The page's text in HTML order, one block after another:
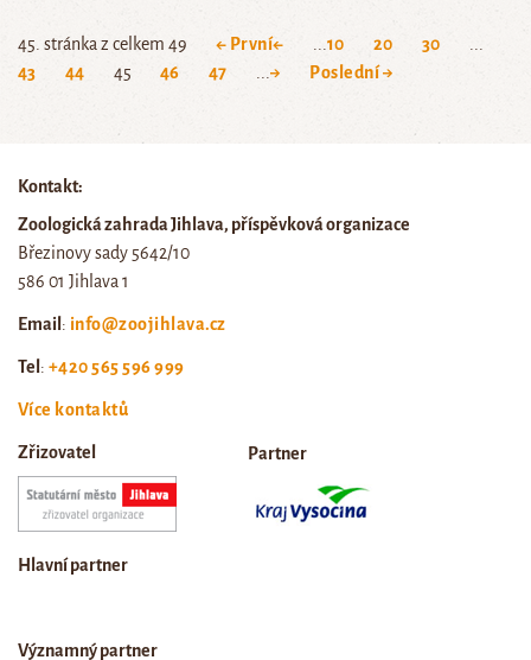
45. stránka z celkem 49 ← První← ...10 20 30
...
43
44 45 46 47 ...→ Poslední →
Kontakt:
Zoologická zahrada Jihlava, příspěvková organizace
Březinovy sady 5642/10
586 01 Jihlava 1
Email : info@zoojihlava.cz
Tel : +420 565 596 999
Více kontaktů
Zřizovatel Partner
Hlavní partner
Významný partner